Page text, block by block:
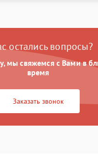
остались вопросы?
мы свяжемся с Вами в
время
Заказать звонок